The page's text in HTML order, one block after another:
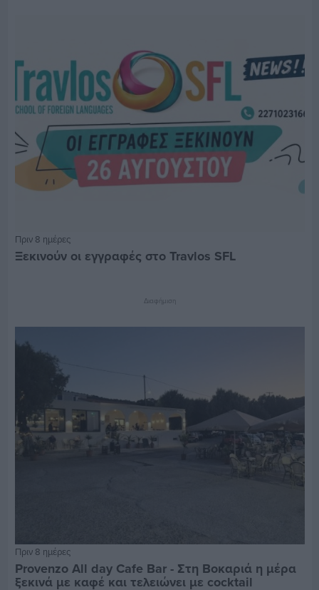
Πριν 8 ημέρες
Ξεκινούν οι εγγραφές στο Travlos SFL
Διαφήμιση
Πριν 8 ημέρες
Provenzo All day Cafe Bar - Στη Βοκαριά η μέρα
ξεκινά με καφέ και τελειώνει με cocktail